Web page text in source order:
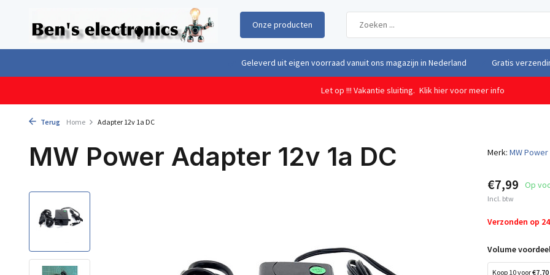
Onze producten
Geleverd uit eigen voorraad vanuit ons magazijn in Nederland Gratis
Let op !!! Vakantie sluiting. Klik hier voor meer info
Terug Home Adapter 12v 1a DC
MW Power Adapter 12v 1a DC Merk: MW Power
€7,99 Op
Incl. btw
Verzonden op
Volume
Koop 10 voor€7,70